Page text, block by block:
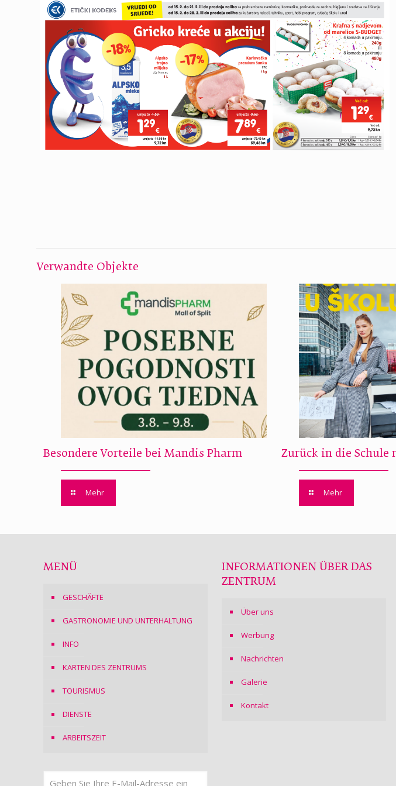
Verwandte Objekte
Besondere Vorteile bei Mandis Pharm
Mehr
Zurück in die Schule
Mehr
MENÜ
GESCHÄFTE
GASTRONOMIE UND UNTERHALTUNG
INFO
KARTEN DES ZENTRUMS
TOURISMUS
DIENSTE
ARBEITSZEIT
INFORMATIONEN ÜBER DAS
ZENTRUM
Über uns
Werbung
Nachrichten
Galerie
Kontakt